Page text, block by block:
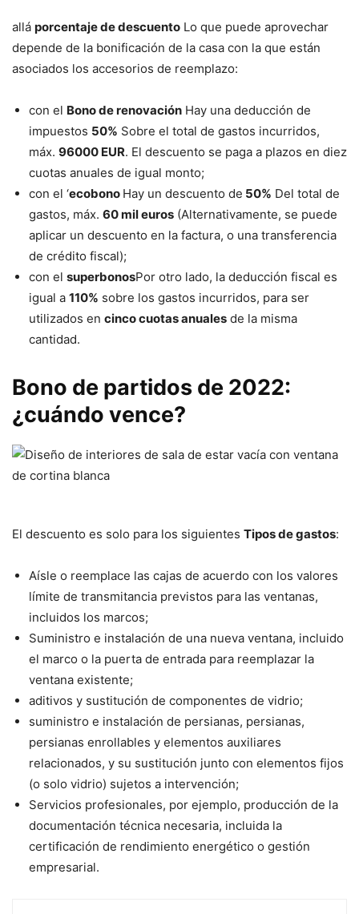
allá porcentaje de descuento Lo que puede aprovechar
depende de la bonificación de la casa con la que están
asociados los accesorios de reemplazo:
con el Bono de renovación Hay una deducción de
impuestos 50% Sobre el total de gastos incurridos,
máx. 96000 EUR. El descuento se paga a plazos en diez
cuotas anuales de igual monto;
con el ‘ecobono Hay un descuento de 50% Del total de
gastos, máx. 60 mil euros (Alternativamente, se puede
aplicar un descuento en la factura, o una transferencia
de crédito fiscal);
con el superbonosPor otro lado, la deducción fiscal es
igual a 110% sobre los gastos incurridos, para ser
utilizados en cinco cuotas anuales de la misma
cantidad.
Bono de partidos de 2022:
¿cuándo vence?
El descuento es solo para los siguientes Tipos de gastos:
Aísle o reemplace las cajas de acuerdo con los valores
límite de transmitancia previstos para las ventanas,
incluidos los marcos;
Suministro e instalación de una nueva ventana, incluido
el marco o la puerta de entrada para reemplazar la
ventana existente;
aditivos y sustitución de componentes de vidrio;
suministro e instalación de persianas, persianas,
persianas enrollables y elementos auxiliares
relacionados, y su sustitución junto con elementos fijos
(o solo vidrio) sujetos a intervención;
Servicios profesionales, por ejemplo, producción de la
documentación técnica necesaria, incluida la
certificación de rendimiento energético o gestión
empresarial.